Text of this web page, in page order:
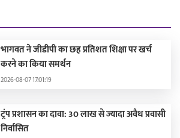
भागवत ने जीडीपी का छह प्रतिशत शिक्षा पर खर्च
करने का किया समर्थन
2026-08-07 17:01:19
ट्रंप प्रशासन का दावा: 30 लाख से ज्यादा अवैध प्रवासी
निर्वासित